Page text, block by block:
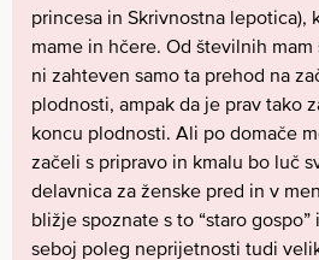
princesa in Skrivnostna lepotica),
mame in hčere. Od številnih
ni zahteven samo ta prehod na
plodnosti, ampak da je prav tako
koncu plodnosti. Ali po domače
začeli s pripravo in kmalu bo luč
delavnica za ženske pred in v
bližje spoznate s to “staro
seboj poleg neprijetnosti tudi